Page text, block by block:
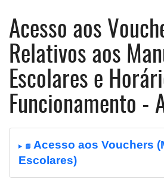
Acesso aos
Relativos aos
Escolares e
Funcionamento -
📘 Acesso aos Vouchers
Escolares)